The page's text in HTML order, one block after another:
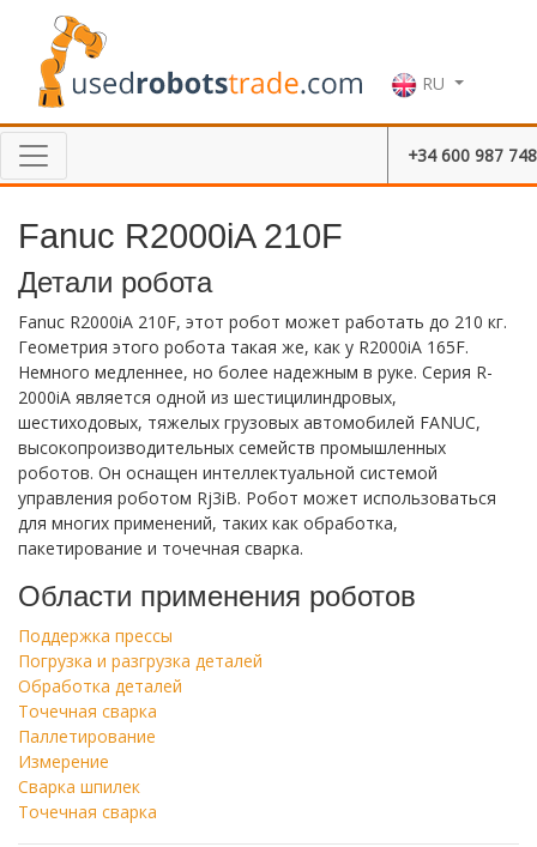
RU
+34 600 987 748
Fanuc R2000iA 210F
Детали робота
Fanuc R2000iA 210F, этот робот может работать до 210 кг.
Геометрия этого робота такая же, как у R2000iA 165F.
Немного медленнее, но более надежным в руке. Серия R-
2000iA является одной из шестицилиндровых,
шестиходовых, тяжелых грузовых автомобилей FANUC,
высокопроизводительных семейств промышленных
роботов. Он оснащен интеллектуальной системой
управления роботом Rj3iB. Робот может использоваться
для многих применений, таких как обработка,
пакетирование и точечная сварка.
Области применения роботов
Поддержка прессы
Погрузка и разгрузка деталей
Обработка деталей
Точечная сварка
Паллетирование
Измерение
Сварка шпилек
Точечная сварка